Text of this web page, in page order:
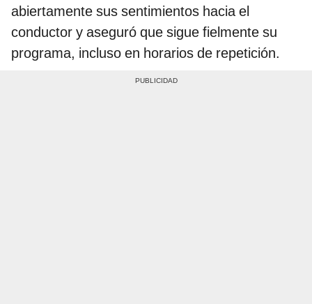
abiertamente sus sentimientos hacia el
conductor y aseguró que sigue fielmente su
programa, incluso en horarios de repetición.